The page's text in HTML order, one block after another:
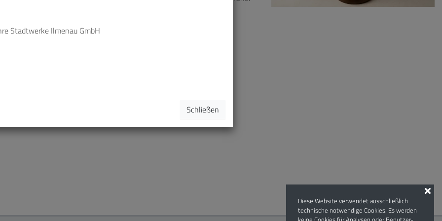
Stadtwerke Ilmenau GmbH
Schließen
Diese Website verwendet ausschließlich
technische notwendige Cookies. Es werden